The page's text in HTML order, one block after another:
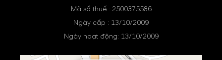
Mã số thuế : 2500375586
Ngày cấp : 13/10/2009
Ngày hoạt động: 13/10/2009